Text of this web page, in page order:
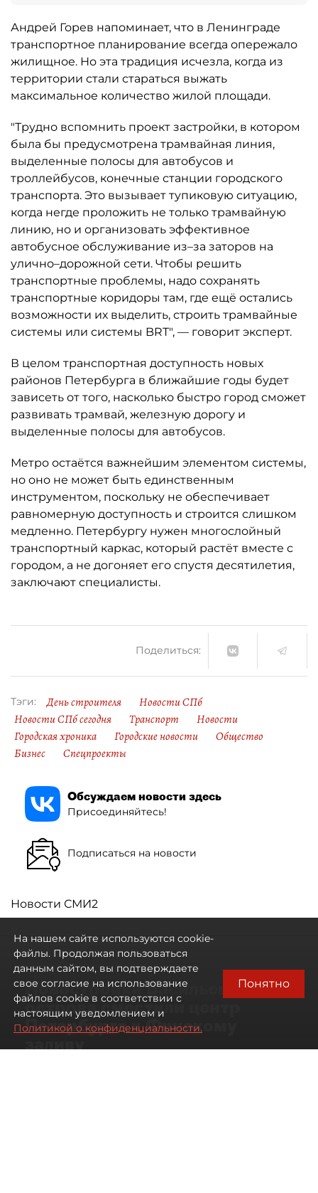
Андрей Горев напоминает, что в Ленинграде
транспортное планирование всегда опережало
жилищное. Но эта традиция исчезла, когда из
территории стали стараться выжать
максимальное количество жилой площади.
"Трудно вспомнить проект застройки, в котором
была бы предусмотрена трамвайная линия,
выделенные полосы для автобусов и
троллейбусов, конечные станции городского
транспорта. Это вызывает тупиковую ситуацию,
когда негде проложить не только трамвайную
линию, но и организовать эффективное
автобусное обслуживание из–за заторов на
улично–дорожной сети. Чтобы решить
транспортные проблемы, надо сохранять
транспортные коридоры там, где ещё остались
возможности их выделить, строить трамвайные
системы или системы BRT", — говорит эксперт.
В целом транспортная доступность новых
районов Петербурга в ближайшие годы будет
зависеть от того, насколько быстро город сможет
развивать трамвай, железную дорогу и
выделенные полосы для автобусов.
Метро остаётся важнейшим элементом системы,
но оно не может быть единственным
инструментом, поскольку не обеспечивает
равномерную доступность и строится слишком
медленно. Петербургу нужен многослойный
транспортный каркас, который растёт вместе с
городом, а не догоняет его спустя десятилетия,
заключают специалисты.
Поделиться:
Тэги: День строителя
Новости СПб
Новости СПб сегодня
Транспорт
Новости
Городская хроника
Городские новости
Общество
Бизнес
Спецпроекты
Обсуждаем новости здесь
Присоединяйтесь!
Подписаться на новости
Новости СМИ2
Новостройки Васильевского
острова сместили центр
Петербурга к Финскому
На нашем сайте используются cookie-
файлы. Продолжая пользоваться
данным сайтом, вы подтверждаете
свое согласие на использование
файлов cookie в соответствии с
настоящим уведомлением и
Политикой о конфиденциальности.
Понятно